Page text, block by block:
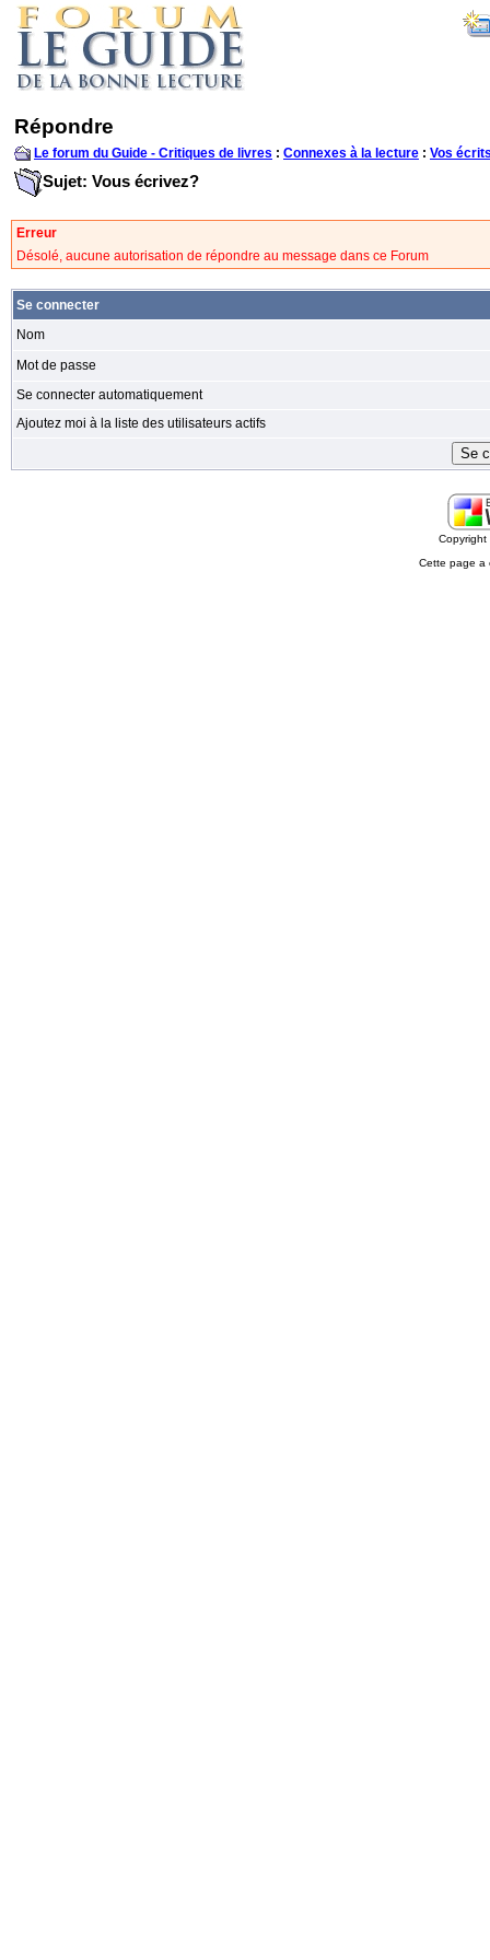
Répondre
Le forum du Guide - Critiques de livres : Connexes à la lecture : Vos
Sujet: Vous écrivez?
Erreur
Désolé, aucune autorisation de répondre au message dans ce Forum
Se connecter
Nom
Mot de passe
Se connecter automatiquement
Ajoutez moi à la liste des utilisateurs actifs
Cette page a